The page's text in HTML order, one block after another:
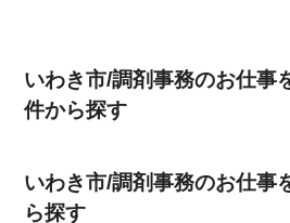
いわき市/調剤事務のお仕事
件から探す
いわき市/調剤事務のお仕事
ら探す